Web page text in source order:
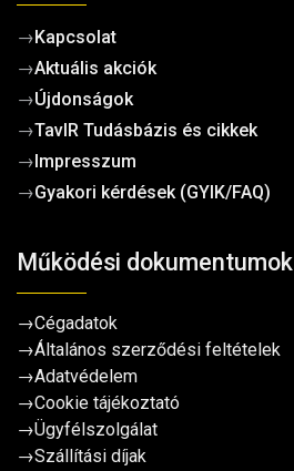
→Kapcsolat
→Aktuális akciók
→Újdonságok
→TavIR Tudásbázis és cikkek
→ Impresszum
→Gyakori kérdések (GYIK/FAQ)
Működési dokumentumok
→Cégadatok
→Általános szerződési feltételek
→Adatvédelem
→Cookie tájékoztató
→Ügyfélszolgálat
→Szállítási díjak